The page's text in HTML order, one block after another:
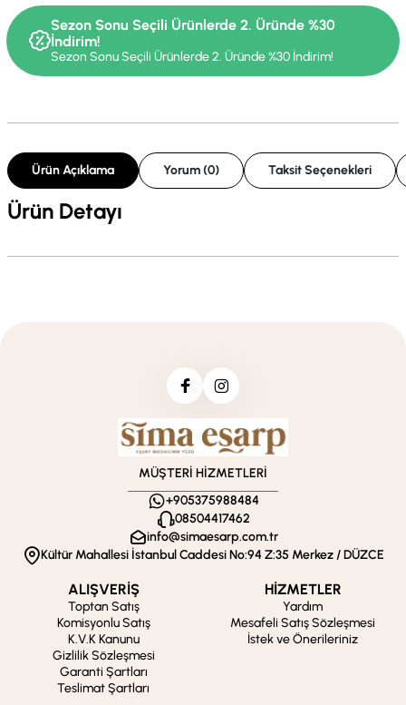
Sezon Sonu Seçili Ürünlerde 2. Üründe %30
İndirim!
Sezon Sonu Seçili Ürünlerde 2. Üründe %30 İndirim!
Ürün Açıklama Yorum (0) Taksit Seçenekleri
Ürün Detayı
MÜŞTERİ HİZMETLERİ
+905375988484
08504417462
info@simaesarp.com.tr
Kültür Mahallesi İstanbul Caddesi No:94 Z:35 Merkez / DÜZCE
ALIŞVERİŞ
Toptan Satış
Komisyonlu Satış
K.V.K Kanunu
Gizlilik Sözleşmesi
Garanti Şartları
Teslimat Şartları
HİZMETLER
Yardım
Mesafeli Satış Sözleşmesi
İstek ve Önerileriniz